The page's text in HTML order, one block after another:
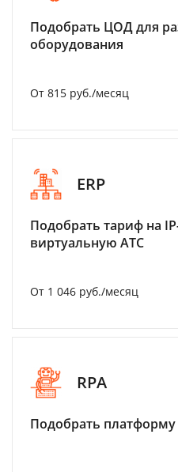
Подобрать ЦОД для
оборудования
От 815 руб./месяц
ERP
Подобрать тариф на
виртуальную АТС
От 1 046 руб./месяц
RPA
Подобрать